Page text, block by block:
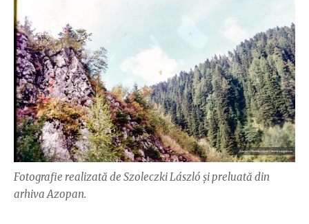
Fotografie realizată de Szoleczki László și preluată din
arhiva Azopan.